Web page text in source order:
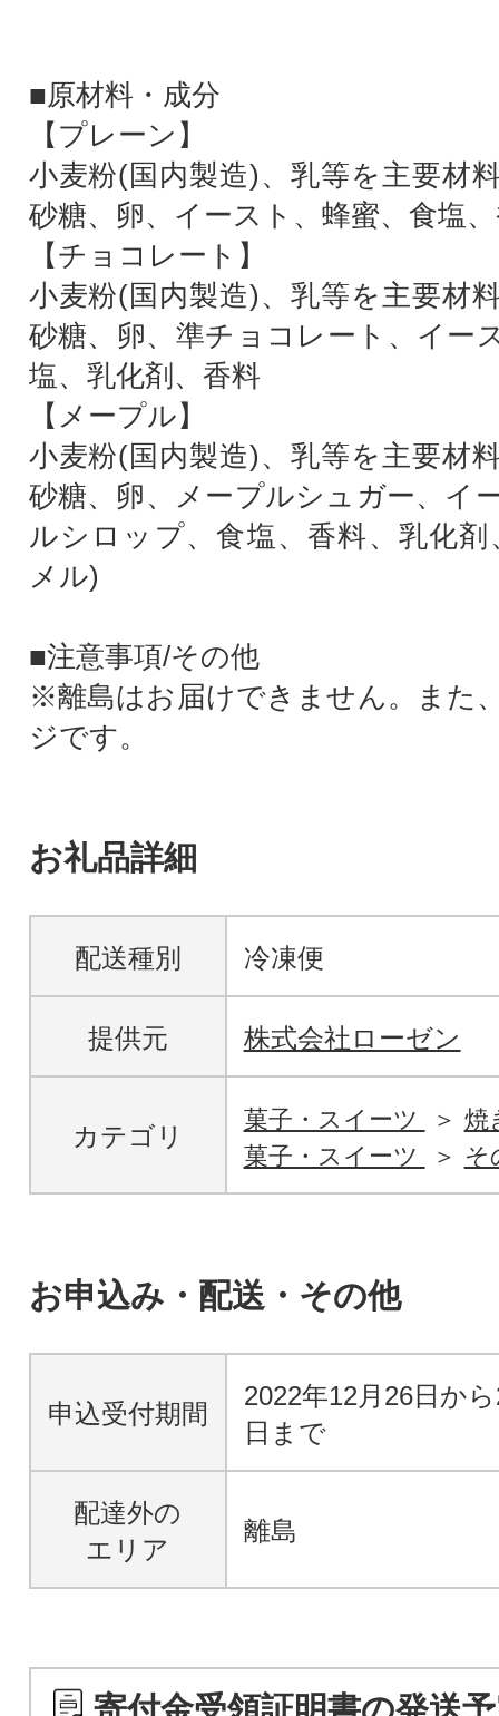
■原材料・成分
【プレーン】
小麦粉(国内製造)、乳等を主要材
砂糖、卵、イースト、蜂蜜、食塩
【チョコレート】
小麦粉(国内製造)、乳等を主要材
砂糖、卵、準チョコレート、イー
塩、乳化剤、香料
【メープル】
小麦粉(国内製造)、乳等を主要材
砂糖、卵、メープルシュガー、イ
ルシロップ、食塩、香料、乳化
メル)
■注意事項/その他
※離島はお届けできません。また
ジです。
お礼品詳細
配送種別 冷凍便
提供元 株式会社ローゼン
カテゴリ
菓子・スイーツ
焼
菓子・スイーツ
そ
お申込み・配送・その他
申込受付期間
2022年12月26日か
日まで
配達外の
エリア
離島